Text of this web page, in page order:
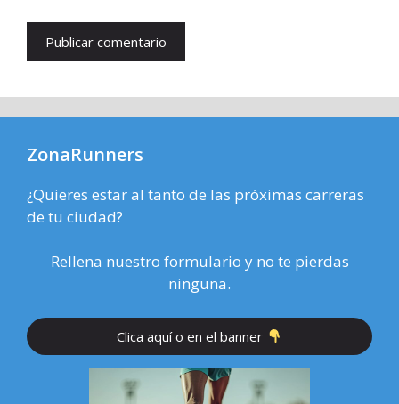
ZonaRunners
¿Quieres estar al tanto de las próximas carreras
de tu ciudad?
Rellena nuestro formulario y no te pierdas
ninguna.
Clica aquí o en el banner